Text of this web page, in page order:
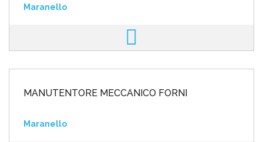
Maranello
MANUTENTORE MECCANICO FORNI
Maranello